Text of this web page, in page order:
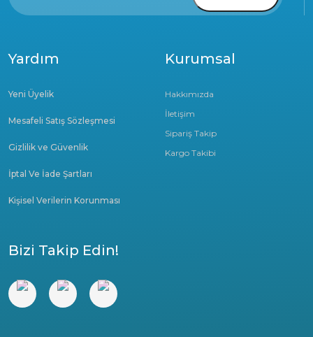
Kurumsal
Hakkımızda
İletişim
Sipariş Takip
Kargo Takibi
Yardım
Yeni Üyelik
Mesafeli Satış Sözleşmesi
Gizlilik ve Güvenlik
İptal Ve İade Şartları
Kişisel Verilerin Korunması
Bizi Takip Edin!